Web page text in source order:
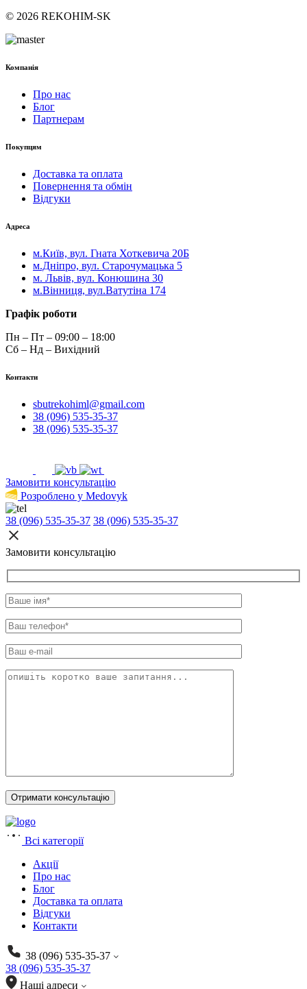
© 2026 REKOHIM-SK
Компанія
Про нас
Блог
Партнерам
Покупцям
Доставка та оплата
Повернення та обмін
Відгуки
Адреса
м.Київ, вул. Гната Хоткевича 20Б
м.Дніпро, вул. Старочумацька 5
м. Львів, вул. Конюшина 30
м.Вінниця, вул.Ватутіна 174
Графік роботи
Пн – Пт – 09:00 – 18:00
Сб – Нд – Вихідний
Контакти
sbutrekohiml@gmail.com
38 (096) 535-35-37
38 (096) 535-35-37
Замовити консультацію
Розроблено у Medovyk
38 (096) 535-35-37 38 (096) 535-35-37
Замовити консультацію
Всі категорії
Акції
Про нас
Блог
Доставка та оплата
Відгуки
Контакти
38 (096) 535-35-37
38 (096) 535-35-37
Наші адреси